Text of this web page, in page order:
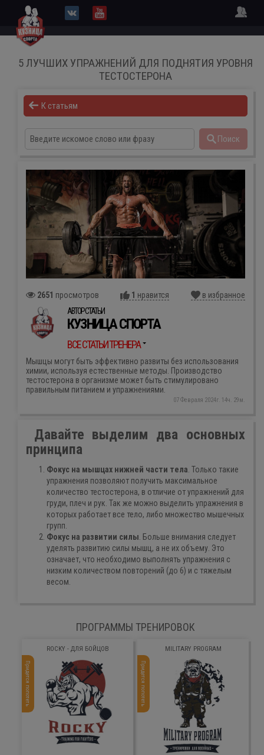
5 ЛУЧШИХ УПРАЖНЕНИЙ ДЛЯ ПОДНЯТИЯ УРОВНЯ
ТЕСТОСТЕРОНА
К статьям
Поиск
2651 просмотров 1 нравится
в избранное
АВТОР СТАТЬИ
КУЗНИЦА СПОРТА
ВСЕ СТАТЬИ ТРЕНЕРА
Мышцы могут быть эффективно развиты без использования
химии, используя естественные методы. Производство
тестостерона в организме может быть стимулировано
правильным питанием и упражнениями.
07 Февраля 2024г. 14ч. 29м.
Давайте выделим два основных
принципа
Фокус на мышцах нижней части тела. Только такие
упражнения позволяют получить максимальное
количество тестостерона, в отличие от упражнений для
груди, плеч и рук. Так же можно выделить упражнения в
которых работает все тело, либо множество мышечных
групп.
Фокус на развитии силы. Больше внимания следует
уделять развитию силы мышц, а не их объему. Это
означает, что необходимо выполнять упражнения с
низким количеством повторений (до 6) и с тяжелым
весом.
ПРОГРАММЫ ТРЕНИРОВОК
ROCKY - ДЛЯ БОЙЦОВ
Придется попотеть
MILITARY PROGRAM
Придется попотеть